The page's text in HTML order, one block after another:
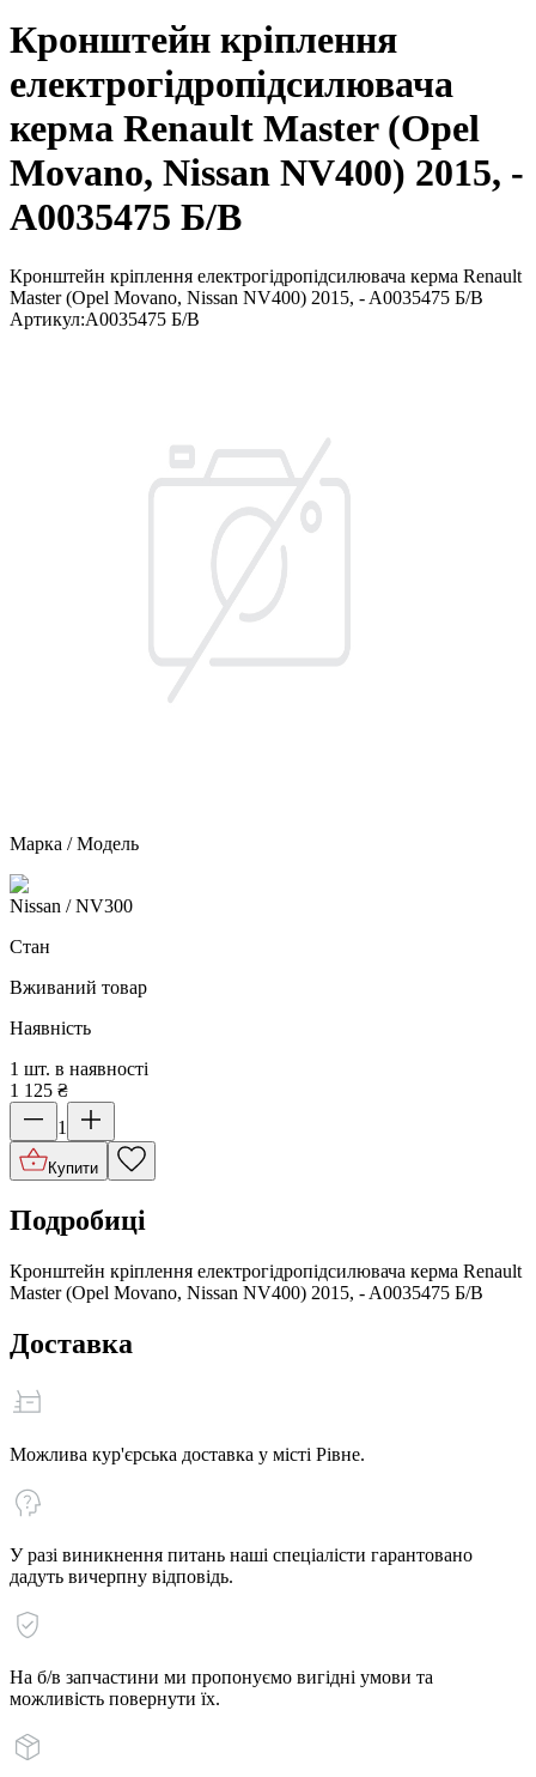
Кронштейн кріплення
електрогідропідсилювача
керма Renault Master (Opel
Movano, Nissan NV400) 2015, -
A0035475 Б/В
Кронштейн кріплення електрогідропідсилювача керма Renault
Master (Opel Movano, Nissan NV400) 2015, - A0035475 Б/В
Артикул:A0035475 Б/В
Марка / Модель
Nissan / NV300
Стан
Вживаний товар
Наявність
1 шт. в наявності
1 125 ₴
1
Купити
Подробиці
Кронштейн кріплення електрогідропідсилювача керма Renault
Master (Opel Movano, Nissan NV400) 2015, - A0035475 Б/В
Доставка
Можлива кур'єрська доставка у місті Рівне.
У разі виникнення питань наші спеціалісти гарантовано
дадуть вичерпну відповідь.
На б/в запчастини ми пропонуємо вигідні умови та
можливість повернути їх.